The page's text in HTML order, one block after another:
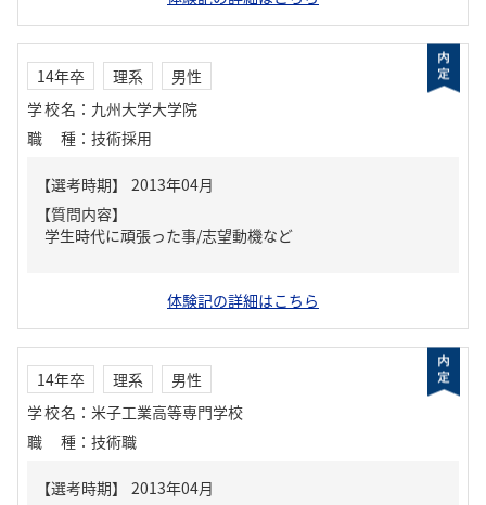
14年卒 理系
男性
学校名 ： 九州大学大学院
職種 ： 技術採用
【質問内容】
学生時代に頑張った事/志望動機など
体験記の詳細はこちら
14年卒 理系
男性
学校名 ： 米子工業高等専門学校
職種 ： 技術職